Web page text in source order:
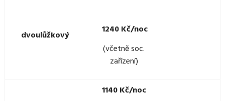
dvoulůžkový
1240 Kč/noc
(včetně soc.
zařízení)
1140 Kč/noc